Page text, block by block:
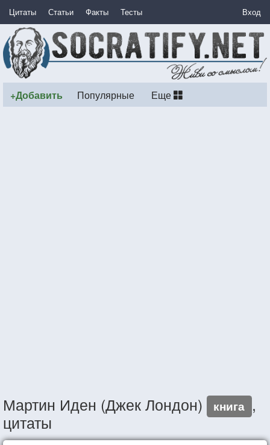
Цитаты Статьи Факты Тесты Вход
+Добавить Популярные Еще
Мартин Иден (Джек Лондон) книга ,
цитаты